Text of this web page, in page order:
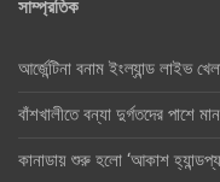
সাম্প্রতিক
আর্জেন্টিনা বনাম ইংল্যান্ড লাইভ
বাঁশখালীতে বন্যা দুর্গতদের পাশে
কানাডায় শুরু হলো ‘আকাশ